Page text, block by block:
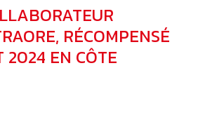
RÉCOMPENSÉ
2024 EN CÔTE